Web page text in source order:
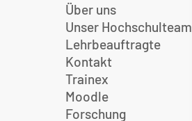
Über uns
Unser Hochschulteam
Lehrbeauftragte
Kontakt
Trainex
Moodle
Forschung